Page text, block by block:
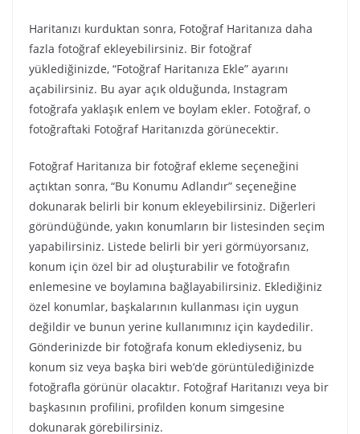
Haritanızı kurduktan sonra, Fotoğraf Haritanıza daha
fazla fotoğraf ekleyebilirsiniz. Bir fotoğraf
yüklediğinizde, “Fotoğraf Haritanıza Ekle” ayarını
açabilirsiniz. Bu ayar açık olduğunda, Instagram
fotoğrafa yaklaşık enlem ve boylam ekler. Fotoğraf, o
fotoğraftaki Fotoğraf Haritanızda görünecektir.
Fotoğraf Haritanıza bir fotoğraf ekleme seçeneğini
açtıktan sonra, “Bu Konumu Adlandır” seçeneğine
dokunarak belirli bir konum ekleyebilirsiniz. Diğerleri
göründüğünde, yakın konumların bir listesinden seçim
yapabilirsiniz. Listede belirli bir yeri görmüyorsanız,
konum için özel bir ad oluşturabilir ve fotoğrafın
enlemesine ve boylamına bağlayabilirsiniz. Eklediğiniz
özel konumlar, başkalarının kullanması için uygun
değildir ve bunun yerine kullanımınız için kaydedilir.
Gönderinizde bir fotoğrafa konum eklediyseniz, bu
konum siz veya başka biri web’de görüntülediğinizde
fotoğrafla görünür olacaktır. Fotoğraf Haritanızı veya bir
başkasının profilini, profilden konum simgesine
dokunarak görebilirsiniz.